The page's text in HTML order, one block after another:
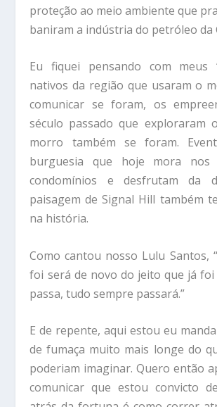
proteção ao meio ambiente que
baniram a indústria do petróleo da
Eu fiquei pensando com meus
nativos da região que usaram o
comunicar se foram, os
século passado que exploraram
morro também se foram.
burguesia que hoje mora nos
condomínios e desfrutam da
paisagem de Signal Hill também
na história.
Como cantou nosso Lulu Santos,
foi será de novo do jeito que já
passa, tudo sempre passará.”
E de repente, aqui estou eu
de fumaça muito mais longe do
poderiam imaginar. Quero então
comunicar que estou convicto